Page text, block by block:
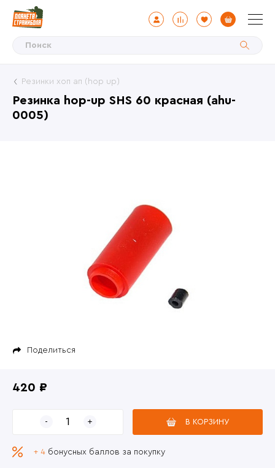
Резинка hop-up SHS 60 красная (ahu-
0005)
Резинки хоп ап (hop up)
Поделиться
420 ₽
В КОРЗИНУ
+ 4 бонусных баллов за покупку